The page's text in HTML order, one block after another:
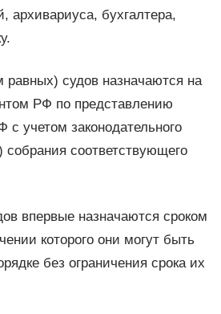
архивариуса, бухгалтера,
судов назначаются на
РФ по представлению
учетом законодательного
собрания соответствующего
впервые назначаются сроком
которого они могут быть
без ограничения срока их